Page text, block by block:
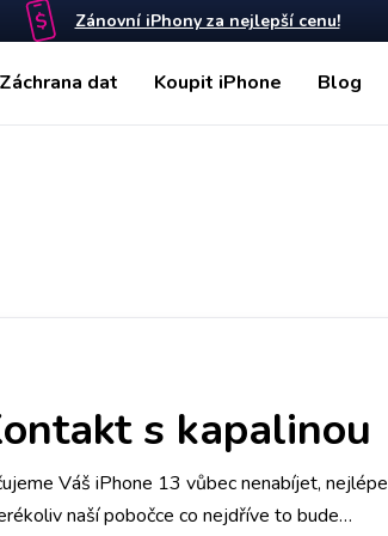
Zánovní iPhony za nejlepší cenu!
Záchrana dat Koupit iPhone Blog
s kapalinou
Váš iPhone 13 vůbec nenabíjet, nejlépe
naší pobočce co nejdříve to bude